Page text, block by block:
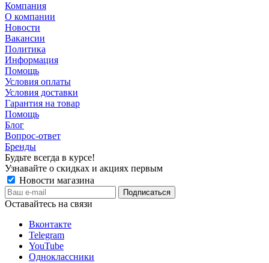
Компания
О компании
Новости
Вакансии
Политика
Информация
Помощь
Условия оплаты
Условия доставки
Гарантия на товар
Помощь
Блог
Вопрос-ответ
Бренды
Будьте всегда в курсе!
Узнавайте о скидках и акциях первым
Новости магазина
Оставайтесь на связи
Вконтакте
Telegram
YouTube
Одноклассники